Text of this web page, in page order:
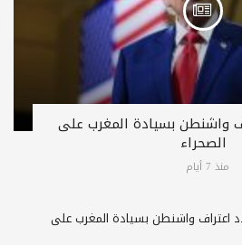
واشنطن بسيادة المغرب على
الصحراء
منذ 7 أيام
اعتراف واشنطن بسيادة المغرب على